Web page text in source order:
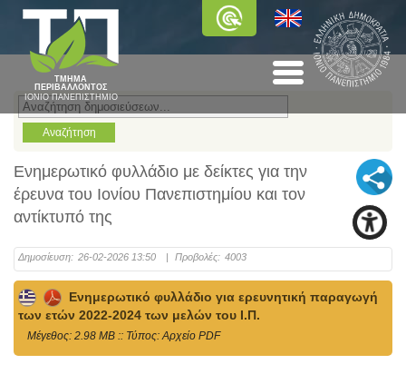
ΤΜΗΜΑ
ΠΕΡΙΒΑΛΛΟΝΤΟΣ
ΙΟΝΙΟ ΠΑΝΕΠΙΣΤΗΜΙΟ
Ενημερωτικό φυλλάδιο με δείκτες για την
έρευνα του Ιονίου Πανεπιστημίου και τον
αντίκτυπό της
Δημοσίευση: 26-02-2026 13:50 | Προβολές: 4003
Ενημερωτικό φυλλάδιο για ερευνητική παραγωγή
των ετών 2022-2024 των μελών του Ι.Π.
Mέγεθος: 2.98 MB :: Τύπος: Αρχείο PDF